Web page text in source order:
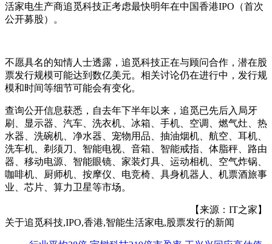
活家电生产商追觅科技正考虑最快明年在中国香港IPO（首次
公开募股）。
不愿具名的知情人士透露，追觅科技正在与顾问合作，潜在股
票发行规模可能达到数亿美元。相关讨论仍在进行中，发行规
模和时间等细节可能会有变化。
查询公开信息获悉，自去年下半年以来，追觅已先后入局牙
刷、显示器、汽车、洗衣机、冰箱、手机、空调、燃气灶、热
水器、洗碗机、净水器、宠物用品、抽油烟机、航空、耳机、
洗车机、剃须刀、智能电视、音箱、智能戒指、体脂秤、路由
器、移动电源、智能眼镜、家装灯具、运动相机、空气炸锅、
咖啡机、厨师机、按摩仪、电竞椅、具身机器人、机票酒旅事
业、芯片、算力卫星等市场。
【来源：IT之家】
关于追觅科技,IPO,香港,智能生活家电,股票发行的新闻